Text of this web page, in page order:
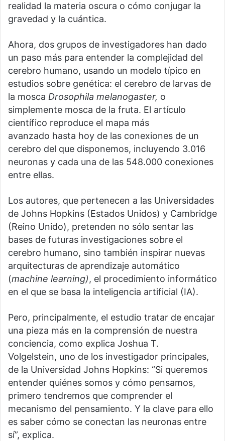
realidad la materia oscura o cómo conjugar la
gravedad y la cuántica.
Ahora, dos grupos de investigadores han dado
un paso más para entender la complejidad del
cerebro humano, usando un modelo típico en
estudios sobre genética: el cerebro de larvas de
la mosca Drosophila melanogaster, o
simplemente mosca de la fruta. El artículo
científico reproduce el mapa más
avanzado hasta hoy de las conexiones de un
cerebro del que disponemos, incluyendo 3.016
neuronas y cada una de las 548.000 conexiones
entre ellas.
Los autores, que pertenecen a las Universidades
de Johns Hopkins (Estados Unidos) y Cambridge
(Reino Unido), pretenden no sólo sentar las
bases de futuras investigaciones sobre el
cerebro humano, sino también inspirar nuevas
arquitecturas de aprendizaje automático
(machine learning), el procedimiento informático
en el que se basa la inteligencia artificial (IA).
Pero, principalmente, el estudio tratar de encajar
una pieza más en la comprensión de nuestra
conciencia, como explica Joshua T.
Volgelstein, uno de los investigador principales,
de la Universidad Johns Hopkins: “Si queremos
entender quiénes somos y cómo pensamos,
primero tendremos que comprender el
mecanismo del pensamiento. Y la clave para ello
es saber cómo se conectan las neuronas entre
sí”, explica.